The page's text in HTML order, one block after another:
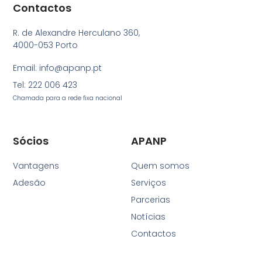
APANP
Quem somos
Serviços
Parcerias
Notícias
Contactos
Sócios
Vantagens
Adesão
Contactos
R. de Alexandre Herculano 360,
4000-053 Porto
Email: info@apanp.pt
Tel: 222 006 423
Chamada para a rede fixa nacional